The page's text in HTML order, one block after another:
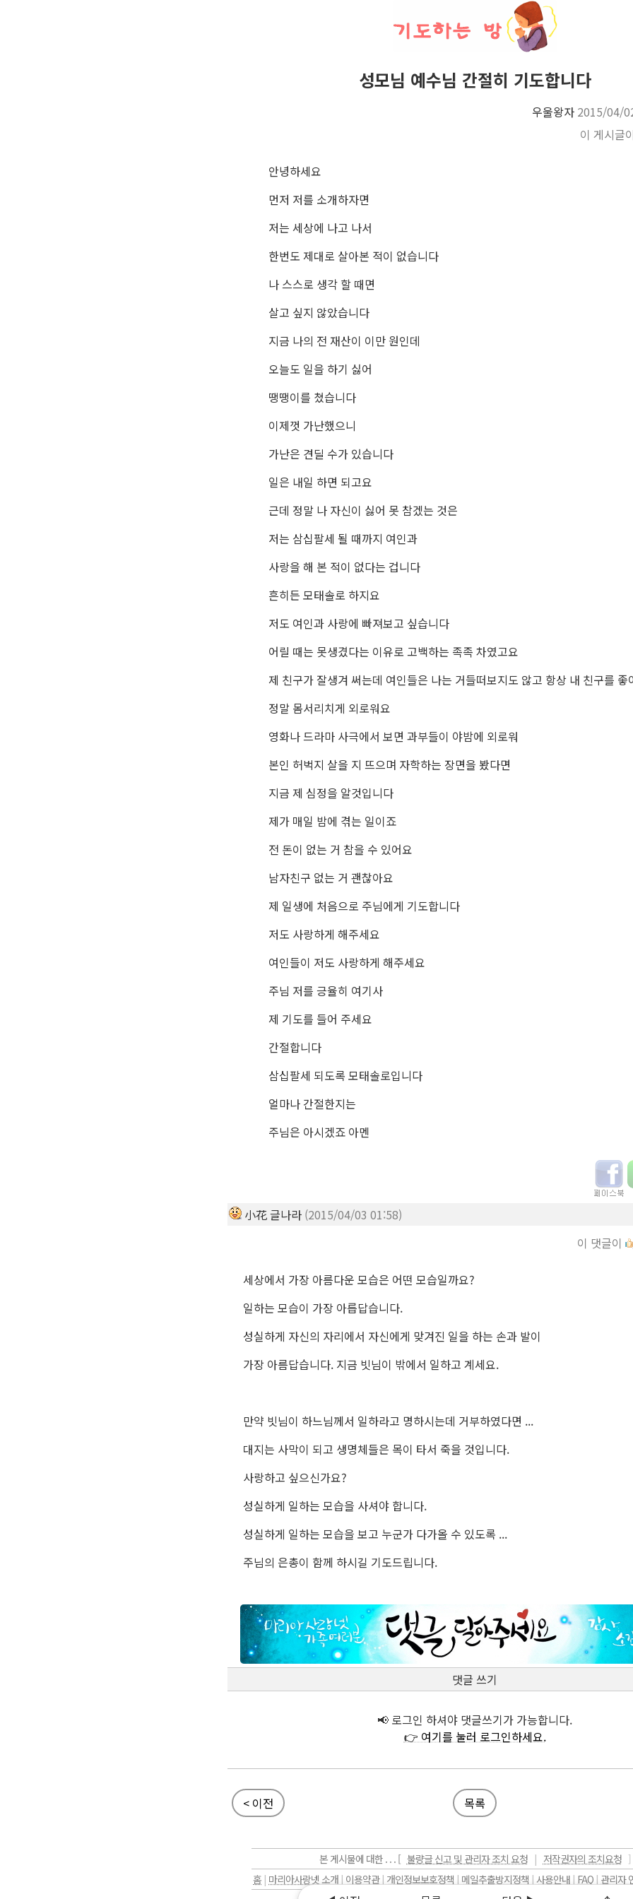
성모님 예수님 간절히 기도합니다
우울왕자 2015/04/
이 게시글이
안녕하세요
먼저 저를 소개하자면
저는 세상에 나고 나서
한번도 제대로 살아본 적이 없습니다
나 스스로 생각 할 때면
살고 싶지 않았습니다
지금 나의 전 재산이 이만 원인데
오늘도 일을 하기 싫어
땡땡이를 쳤습니다
이제껏 가난했으니
가난은 견딜 수가 있습니다
일은 내일 하면 되고요
근데 정말 나 자신이 싫어 못 참겠는 것은
저는 삼십팔세 될 때까지 여인과
사랑을 해 본 적이 없다는 겁니다
흔히든 모태솔로 하지요
저도 여인과 사랑에 빠져보고 싶습니다
어릴 때는 못생겼다는 이유로 고백하는 족족 차였고요
제 친구가 잘생겨 써는데 여인들은 나는 거들떠보지도 않고 항상 내 친구를 좋
정말 몸서리치게 외로워요
영화나 드라마 사극에서 보면 과부들이 야밤에 외로워
본인 허벅지 살을 지 뜨으며 자학하는 장면을 봤다면
지금 제 심정을 알것입니다
제가 매일 밤에 겪는 일이죠
전 돈이 없는 거 참을 수 있어요
남자친구 없는 거 괜찮아요
제 일생에 처음으로 주님에게 기도합니다
저도 사랑하게 해주세요
여인들이 저도 사랑하게 해주세요
주님 저를 긍율히 여기사
제 기도를 들어 주세요
간절합니다
삼십팔세 되도록 모태솔로입니다
얼마나 간절한지는
주님은 아시겠죠 아멘
小花 글나라 (2015/04/03 01:58)
이 댓글이
세상에서 가장 아름다운 모습은 어떤 모습일까요?
일하는 모습이 가장 아릅답습니다.
성실하게 자신의 자리에서 자신에게 맞겨진 일을 하는 손과 발이
가장 아름답습니다. 지금 빗님이 밖에서 일하고 계세요.
만약 빗님이 하느님께서 일하라고 명하시는데 거부하였다면 ...
대지는 사막이 되고 생명체들은 목이 타서 죽을 것입니다.
사랑하고 싶으신가요?
성실하게 일하는 모습을 사셔야 합니다.
성실하게 일하는 모습을 보고 누군가 다가올 수 있도록 ...
주님의 은총이 함께 하시길 기도드립니다.
댓글 쓰기
📢 로그인 하셔야 댓글쓰기가 가능합니다.
👉 여기를 눌러 로그인하세요.
< 이전 목록
본 게시물에 대한 . . . [ 불량글 신고 및 관리자 조치 요청 | 저작권자의 조치요청 ]
홈 | 마리아사랑넷 소개 | 이용약관 | 개인정보보호정책 | 메일추출방지정책 | 사용안내 | FAQ | 관리자